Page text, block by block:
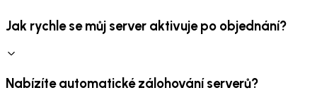
Jak rychle se můj server aktivuje po objednání?
Nabízíte automatické zálohování serverů?